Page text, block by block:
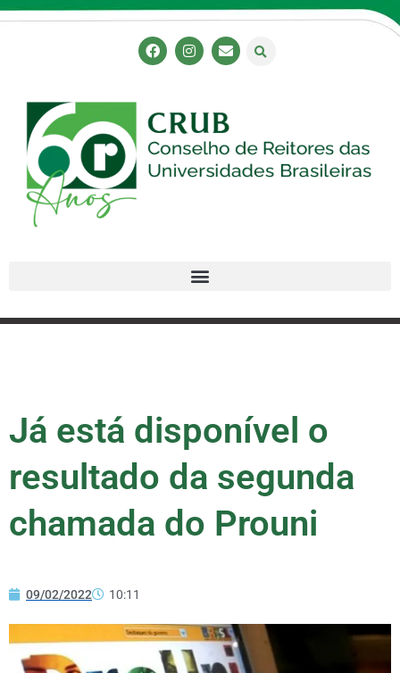
Já está disponível o
resultado da segunda
chamada do Prouni
09/02/2022 10:11